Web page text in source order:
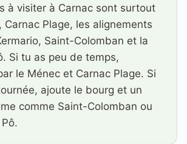
à visiter à Carnac sont surtout
Carnac Plage, les alignements
Saint-Colomban et la
Si tu as peu de temps,
le Ménec et Carnac Plage. Si
ajoute le bourg et un
comme Saint-Colomban ou